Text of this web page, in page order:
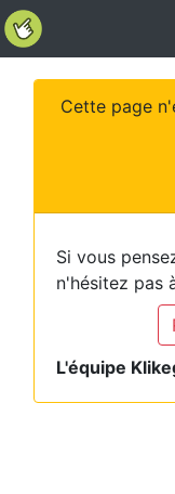
Cette page
Si vous
n'hésitez pas
L'équipe